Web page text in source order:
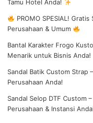
Tamu Hotel Anda!
PROMO SPESIAL!
Perusahaan & Umum
Bantal Karakter Frogo
Menarik untuk Bisnis Anda!
Sandal Batik Custom Strap
Perusahaan Anda!
Sandal Selop DTF Custom
Perusahaan & Instansi